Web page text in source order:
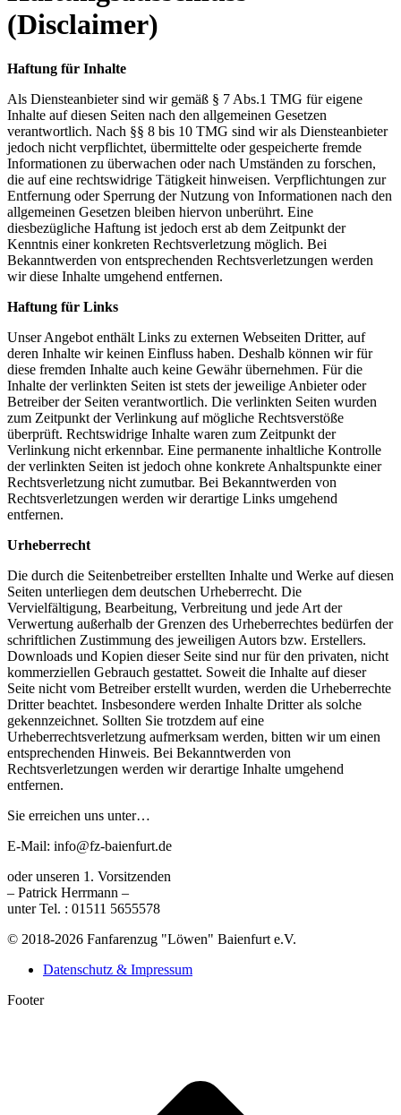
(Disclaimer)
Haftung für Inhalte
Als Diensteanbieter sind wir gemäß § 7 Abs.1 TMG für eigene
Inhalte auf diesen Seiten nach den allgemeinen Gesetzen
verantwortlich. Nach §§ 8 bis 10 TMG sind wir als Diensteanbieter
jedoch nicht verpflichtet, übermittelte oder gespeicherte fremde
Informationen zu überwachen oder nach Umständen zu forschen,
die auf eine rechtswidrige Tätigkeit hinweisen. Verpflichtungen zur
Entfernung oder Sperrung der Nutzung von Informationen nach den
allgemeinen Gesetzen bleiben hiervon unberührt. Eine
diesbezügliche Haftung ist jedoch erst ab dem Zeitpunkt der
Kenntnis einer konkreten Rechtsverletzung möglich. Bei
Bekanntwerden von entsprechenden Rechtsverletzungen werden
wir diese Inhalte umgehend entfernen.
Haftung für Links
Unser Angebot enthält Links zu externen Webseiten Dritter, auf
deren Inhalte wir keinen Einfluss haben. Deshalb können wir für
diese fremden Inhalte auch keine Gewähr übernehmen. Für die
Inhalte der verlinkten Seiten ist stets der jeweilige Anbieter oder
Betreiber der Seiten verantwortlich. Die verlinkten Seiten wurden
zum Zeitpunkt der Verlinkung auf mögliche Rechtsverstöße
überprüft. Rechtswidrige Inhalte waren zum Zeitpunkt der
Verlinkung nicht erkennbar. Eine permanente inhaltliche Kontrolle
der verlinkten Seiten ist jedoch ohne konkrete Anhaltspunkte einer
Rechtsverletzung nicht zumutbar. Bei Bekanntwerden von
Rechtsverletzungen werden wir derartige Links umgehend
entfernen.
Urheberrecht
Die durch die Seitenbetreiber erstellten Inhalte und Werke auf diesen
Seiten unterliegen dem deutschen Urheberrecht. Die
Vervielfältigung, Bearbeitung, Verbreitung und jede Art der
Verwertung außerhalb der Grenzen des Urheberrechtes bedürfen der
schriftlichen Zustimmung des jeweiligen Autors bzw. Erstellers.
Downloads und Kopien dieser Seite sind nur für den privaten, nicht
kommerziellen Gebrauch gestattet. Soweit die Inhalte auf dieser
Seite nicht vom Betreiber erstellt wurden, werden die Urheberrechte
Dritter beachtet. Insbesondere werden Inhalte Dritter als solche
gekennzeichnet. Sollten Sie trotzdem auf eine
Urheberrechtsverletzung aufmerksam werden, bitten wir um einen
entsprechenden Hinweis. Bei Bekanntwerden von
Rechtsverletzungen werden wir derartige Inhalte umgehend
entfernen.
Sie erreichen uns unter…
E-Mail: info@fz-baienfurt.de
oder unseren 1. Vorsitzenden
– Patrick Herrmann –
unter Tel. : 01511 5655578
© 2018-2026 Fanfarenzug "Löwen" Baienfurt e.V.
Datenschutz & Impressum
Footer